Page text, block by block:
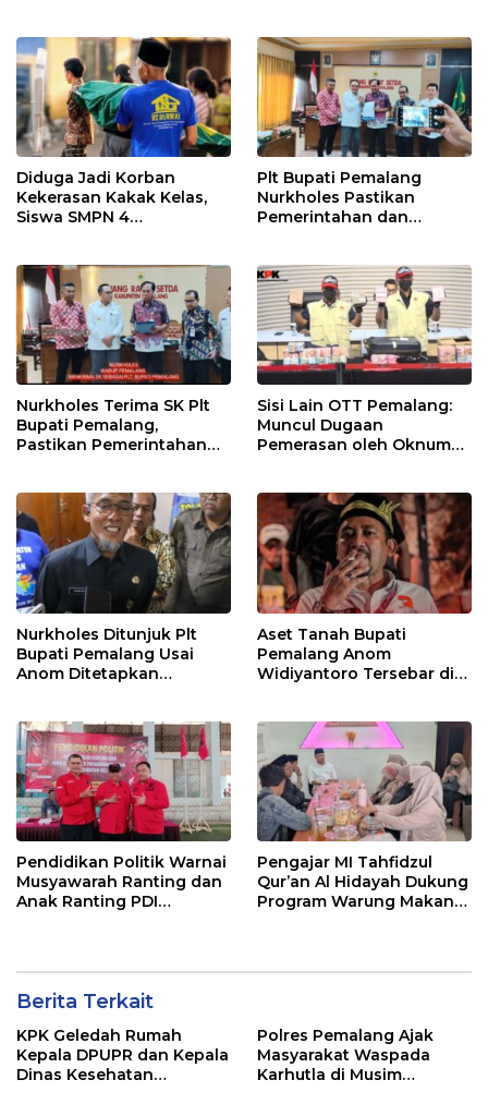
Diduga Jadi Korban
Kekerasan Kakak Kelas,
Siswa SMPN 4
Plt Bupati Pemalang
Nurkholes Pastikan
Pemerintahan dan
Nurkholes Terima SK Plt
Bupati Pemalang,
Pastikan Pemerintahan
Sisi Lain OTT Pemalang:
Muncul Dugaan
Pemerasan oleh Oknum
Nurkholes Ditunjuk Plt
Bupati Pemalang Usai
Anom Ditetapkan
Aset Tanah Bupati
Pemalang Anom
Widiyantoro Tersebar di
Pendidikan Politik Warnai
Musyawarah Ranting dan
Anak Ranting PDI
Pengajar MI Tahfidzul
Qur’an Al Hidayah Dukung
Program Warung Makan
Berita Terkait
KPK Geledah Rumah
Kepala DPUPR dan Kepala
Dinas Kesehatan
Polres Pemalang Ajak
Masyarakat Waspada
Karhutla di Musim